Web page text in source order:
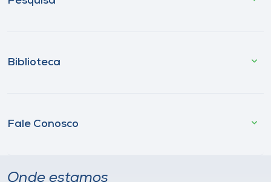
Biblioteca
Fale Conosco
Onde estamos